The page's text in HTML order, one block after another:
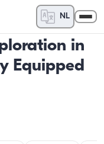
NL
in
Equipped